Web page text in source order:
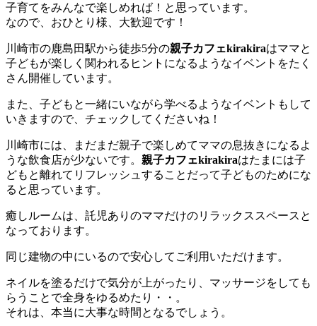
子育てをみんなで楽しめれば！と思っています。
なので、おひとり様、大歓迎です！
川崎市の鹿島田駅から徒歩5分の親子カフェkirakiraはママと
子どもが楽しく関われるヒントになるようなイベントをたく
さん開催しています。
また、子どもと一緒にいながら学べるようなイベントもして
いきますので、チェックしてくださいね！
川崎市には、まだまだ親子で楽しめてママの息抜きになるよ
うな飲食店が少ないです。 親子カフェkirakiraはたまには子
どもと離れてリフレッシュすることだって子どものためにな
ると思っています。
癒しルームは、託児ありのママだけのリラックススペースと
なっております。
同じ建物の中にいるので安心してご利用いただけます。
ネイルを塗るだけで気分が上がったり、マッサージをしても
らうことで全身をゆるめたり・・。
それは、本当に大事な時間となるでしょう。